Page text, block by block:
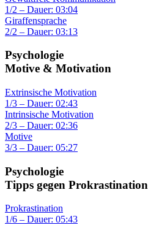
1/2 – Dauer: 03:04
Giraffensprache
2/2 – Dauer: 03:13
Psychologie
Motive & Motivation
Extrinsische Motivation
1/3 – Dauer: 02:43
Intrinsische Motivation
2/3 – Dauer: 02:36
Motive
3/3 – Dauer: 05:27
Psychologie
Tipps gegen Prokrastination
Prokrastination
1/6 – Dauer: 05:43